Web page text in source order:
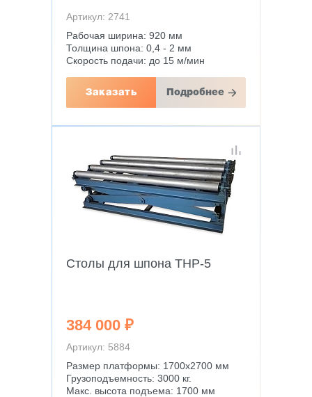
Артикул: 2741
Рабочая ширина: 920 мм
Толщина шпона: 0,4 - 2 мм
Скорость подачи: до 15 м/мин
Заказать Подробнее
Столы для шпона THP-5
384 000 ₽
Артикул: 5884
Размер платформы: 1700х2700 мм
Грузоподъемность: 3000 кг.
Макс. высота подъема: 1700 мм